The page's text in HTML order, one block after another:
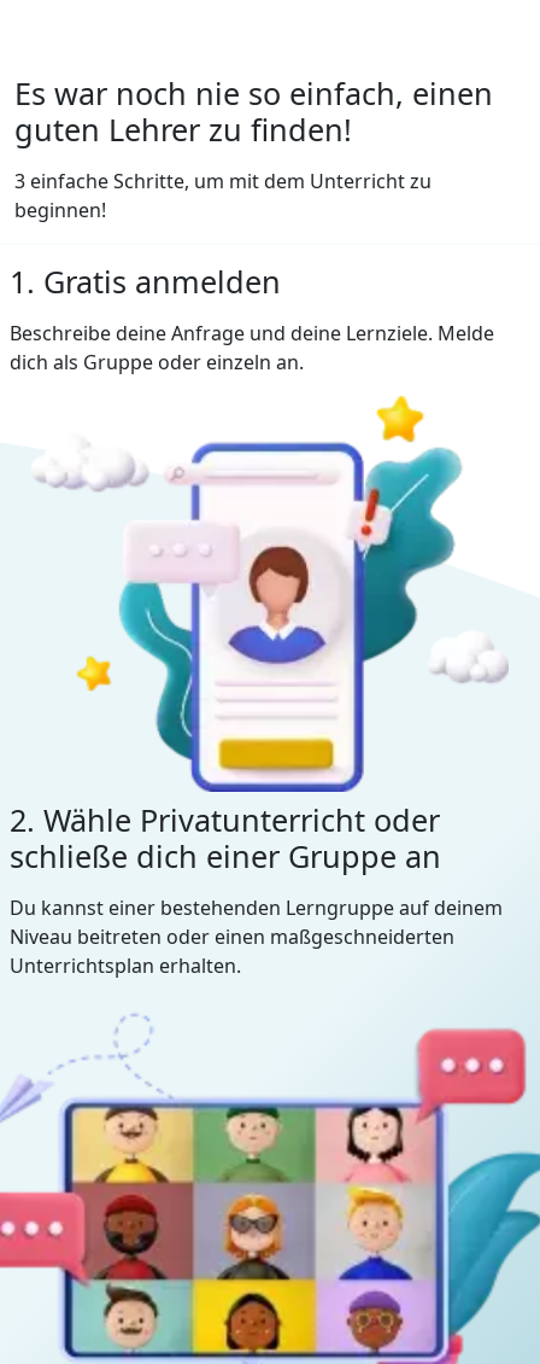
Es war noch nie so einfach, einen
guten Lehrer zu finden!
3 einfache Schritte, um mit dem Unterricht zu
beginnen!
1. Gratis anmelden
Beschreibe deine Anfrage und deine Lernziele. Melde
dich als Gruppe oder einzeln an.
2. Wähle Privatunterricht oder
schließe dich einer Gruppe an
Du kannst einer bestehenden Lerngruppe auf deinem
Niveau beitreten oder einen maßgeschneiderten
Unterrichtsplan erhalten.